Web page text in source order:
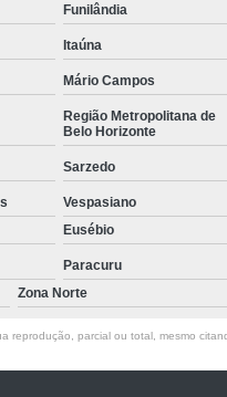
Funilândia
Itaúna
Mário Campos
Região Metropolitana de
Belo Horizonte
Sarzedo
Vespasiano
Eusébio
Paracuru
Zona Norte
parcial ou total, mesmo